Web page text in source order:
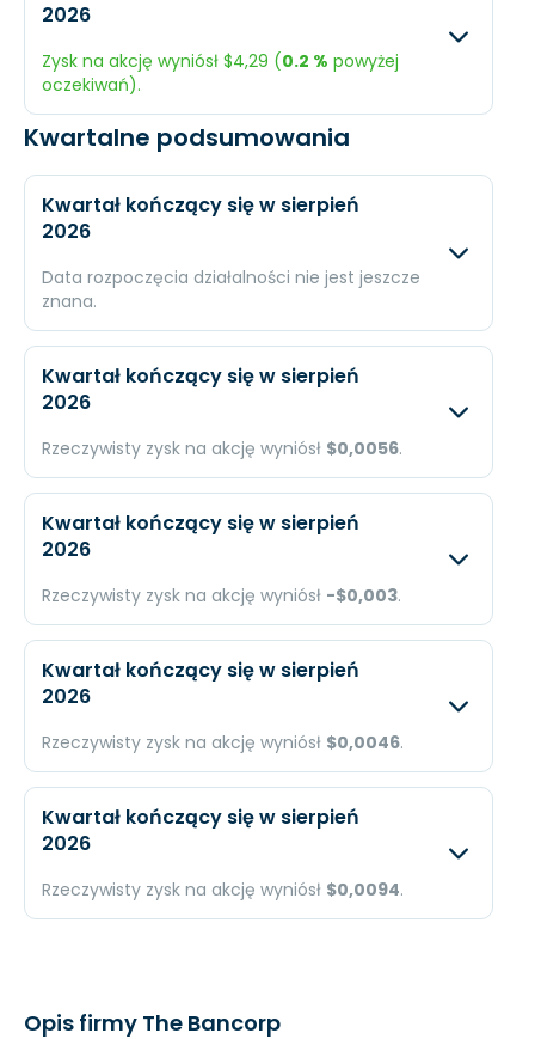
Przychody
Dochód $235,4 mln.
EPS $5,08
2026
Zysk na akcję wyniósł $4,29 (0.2 % powyżej
oczekiwań).
Oczekiwany
Przychody $506,5 mln.
EPS
Kwartalne podsumowania
Kwartał kończący się w sierpień
2026
Data rozpoczęcia działalności nie jest jeszcze
znana.
Przychody
Dochód $94,87 mln.
EPS $2,27
Kwartał kończący się w sierpień
2026
Rzeczywisty zysk na akcję wyniósł $0,0056.
Przychody
Dochód N/A
EPS N/A
Kwartał kończący się w sierpień
2026
Rzeczywisty zysk na akcję wyniósł -$0,003.
Przychody
Dochód N/A
EPS N/A
Kwartał kończący się w sierpień
2026
Rzeczywisty zysk na akcję wyniósł $0,0046.
Przychody
Dochód N/A
Kwartał kończący się w sierpień
2026
Rzeczywisty zysk na akcję wyniósł $0,0094.
Opis firmy The Bancorp